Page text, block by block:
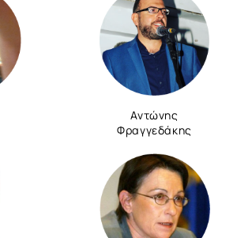
Αντώνης
Φραγγεδάκης